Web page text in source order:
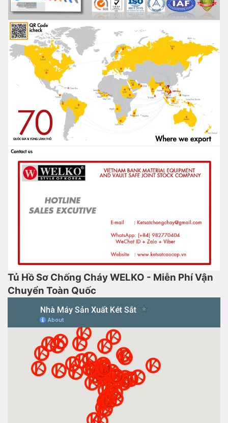
Tủ Hồ Sơ Chống Cháy WELKO - Miễn Phí Vận
Chuyển Toàn Quốc